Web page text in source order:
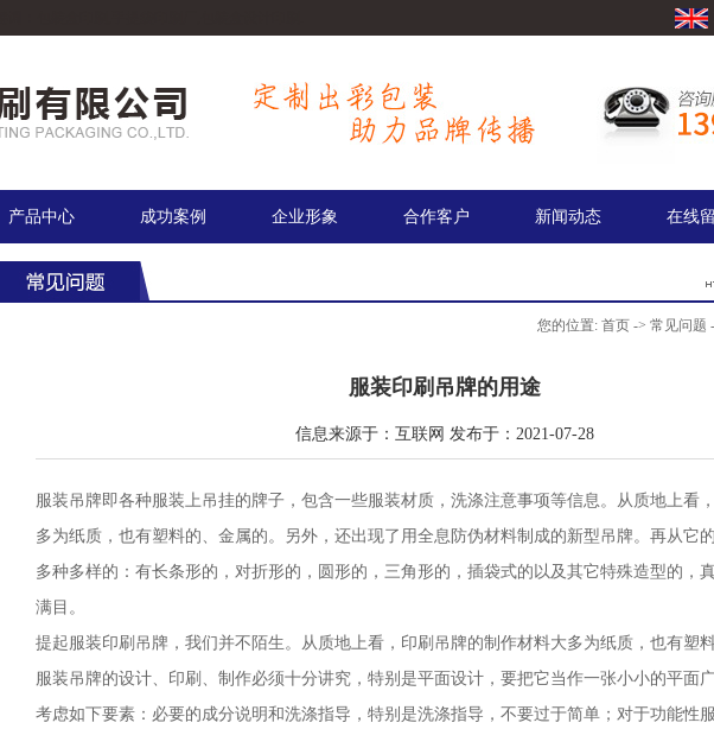
产品中心 成功案例 企业形象 合作客户 新闻动态 在线
您的位置: 首页-> 常见问题
服装印刷吊牌的用途
信息来源于：互联网 发布于：2021-07-28
服装吊牌即各种服装上吊挂的牌子，包含一些服装材质，洗涤注意事项等信息。从质地上看
多为纸质，也有塑料的、金属的。另外，还出现了用全息防伪材料制成的新型吊牌。再从它
多种多样的：有长条形的，对折形的，圆形的，三角形的，插袋式的以及其它特殊造型的，
满目。
提起服装印刷吊牌，我们并不陌生。从质地上看，印刷吊牌的制作材料大多为纸质，也有塑
服装吊牌的设计、印刷、制作必须十分讲究，特别是平面设计，要把它当作一张小小的平面
考虑如下要素：必要的成分说明和洗涤指导，特别是洗涤指导，不要过于简单；对于功能性